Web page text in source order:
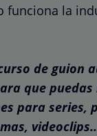
funciona la
de guion
que
para series,